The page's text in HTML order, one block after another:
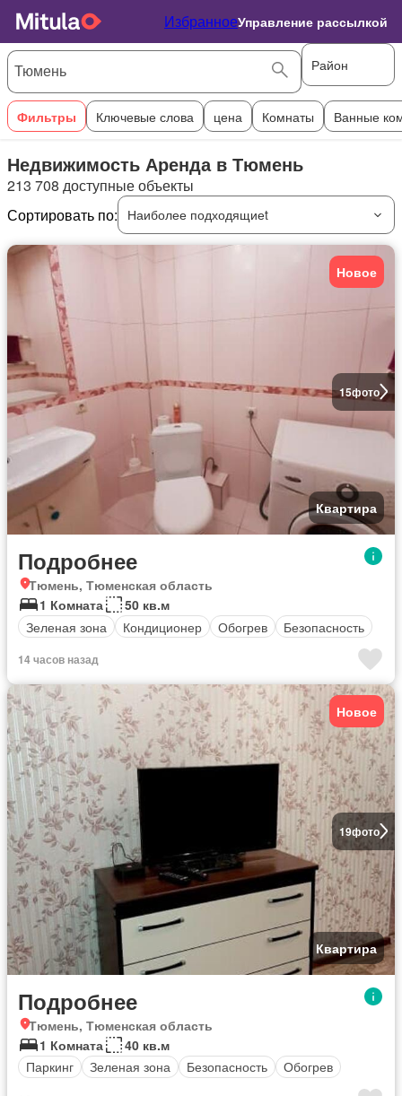
ИзбранноеУправление рассылкой
Район
Фильтры Ключевые слова цена Комнаты Ванные
Недвижимость Аренда в Тюмень
213 708 доступные объекты
Сортировать по:
Наиболее подходящиеt
15фото
Новое
Квартира
Подробнее
Тюмень, Тюменская область
1 Комната
50 кв.м
Зеленая зона
Кондиционер Обогрев Безопасность
14 часов назад
19фото
Новое
Квартира
Подробнее
Тюмень, Тюменская область
1 Комната
40 кв.м
Паркинг
Зеленая зона Безопасность Обогрев